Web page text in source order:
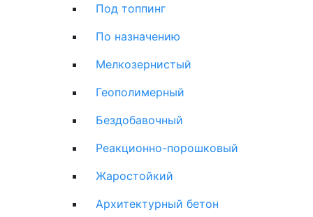
Под топпинг
По назначению
Мелкозернистый
Геополимерный
Бездобавочный
Реакционно-порошковый
Жаростойкий
Архитектурный бетон